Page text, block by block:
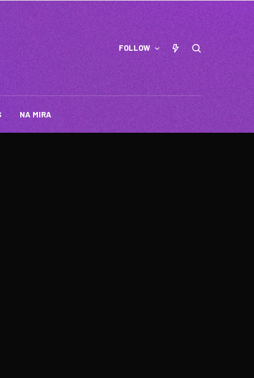
FOLLOW
NA MIRA